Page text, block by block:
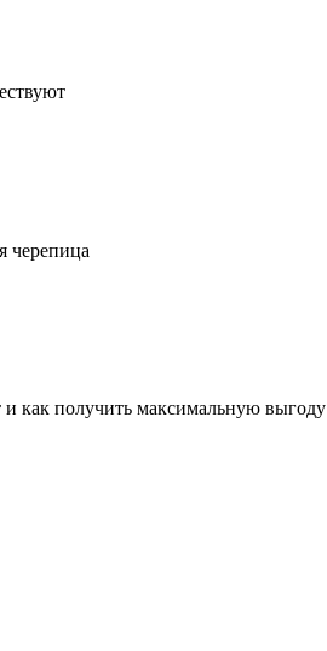
черепица
и как получить максимальную выгоду